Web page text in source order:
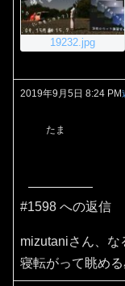
19232.jpg
2019年9月5日 8:24 PM
たま
#1598 への返信
mizutaniさん、な
寝転がって眺め